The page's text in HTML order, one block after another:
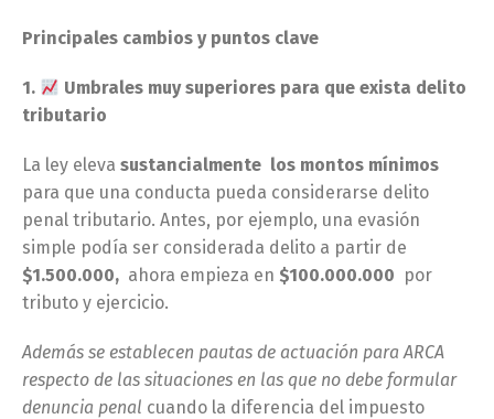
Principales cambios y puntos clave
1.
Umbrales muy superiores para que exista delito
tributario
La ley eleva sustancialmente los montos mínimos
para que una conducta pueda considerarse delito
penal tributario. Antes, por ejemplo, una evasión
simple podía ser considerada delito a partir de
$1.500.000, ahora empieza en $100.000.000 por
tributo y ejercicio.
Además se establecen pautas de actuación para ARCA
respecto de las situaciones en las que no debe formular
denuncia penal cuando la diferencia del impuesto